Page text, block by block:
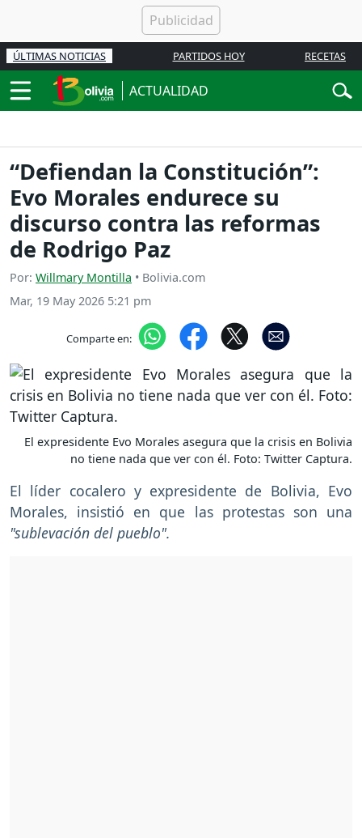
ÚLTIMAS NOTICIAS PARTIDOS HOY RECETAS
ACTUALIDAD
“Defiendan la Constitución”:
Evo Morales endurece su
discurso contra las reformas
de Rodrigo Paz
Por: Willmary Montilla • Bolivia.com
Mar, 19 May 2026 5:21 pm
Comparte en:
El expresidente Evo Morales asegura que la crisis en Bolivia
no tiene nada que ver con él. Foto: Twitter Captura.
El líder cocalero y expresidente de Bolivia, Evo
Morales, insistió en que las protestas son una
"sublevación del pueblo".